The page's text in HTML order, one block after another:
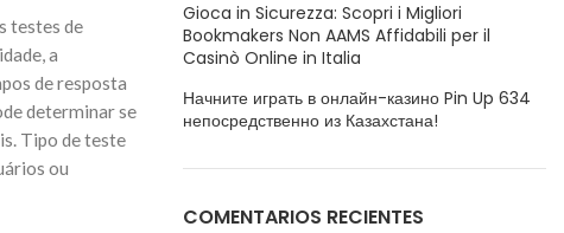
testes de
a
de resposta
determinar se
Tipo de teste
ou
Gioca in Sicurezza: Scopri i Migliori
Bookmakers Non AAMS Affidabili per il
Casinò Online in Italia
Начните играть в онлайн-казино Pin Up 634
непосредственно из Казахстана!
COMENTARIOS RECIENTES